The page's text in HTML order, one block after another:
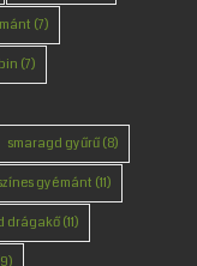
(7)
(7)
smaragd gyűrű(8)
gyémánt (11)
drágakő(11)